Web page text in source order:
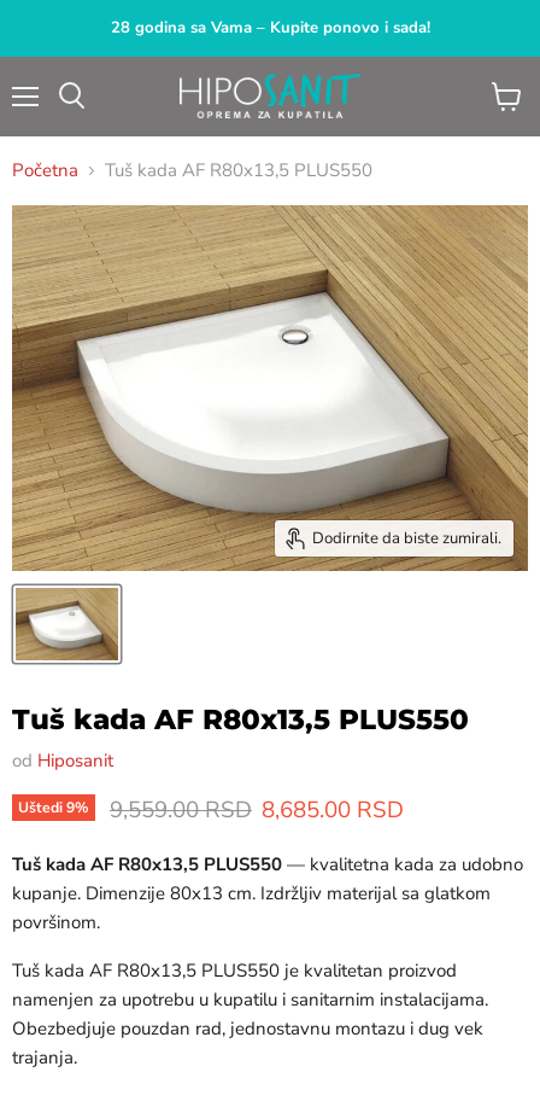
28 godina sa Vama – Kupite ponovo i sada!
korpu
Početna Tuš kada AF R80x13,5 PLUS550
Dodirnite da biste zumirali.
Tuš kada AF R80x13,5 PLUS550
od Hiposanit
Uštedi9% Originalna cena
9,559.00 RSD Trenutna cena
8,685.00 RSD
Tuš kada AF R80x13,5 PLUS550 — kvalitetna kada za udobno
kupanje. Dimenzije 80x13 cm. Izdržljiv materijal sa glatkom
površinom.
Tuš kada AF R80x13,5 PLUS550 je kvalitetan proizvod
namenjen za upotrebu u kupatilu i sanitarnim instalacijama.
Obezbedjuje pouzdan rad, jednostavnu montazu i dug vek
trajanja.